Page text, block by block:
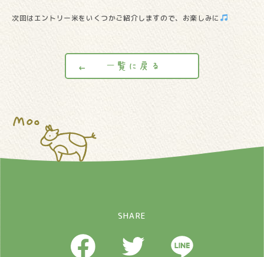
次回はエントリー米をいくつかご紹介しますので、お楽しみに
一覧に戻る
SHARE